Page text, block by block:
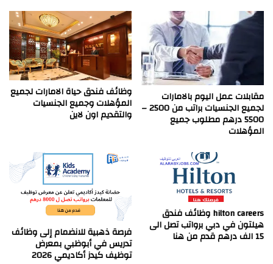
مقابلات عمل اليوم بالامارات
لجميع الجنسيات براتب من 2500 –
5500 درهم مطلوب جميع
المؤهلات
وظائف فندق حياة الامارات لجميع
المؤهلات وجميع الجنسيات
والتقديم اون لاين
hilton careers وظائف فندق
هيلتون في دبي برواتب تصل الى
15 الف درهم قدم من هنا فرصة ذهبية للانضمام إلى وظائف
تدريس في أبوظبي بمعرض
توظيف كيدز أكاديمي 2026